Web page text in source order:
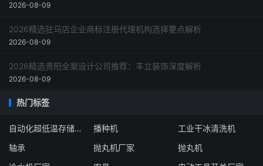
2026-08-09
2026精选驻马店企业商标注册代理机构选择要点解析
2026-08-09
2026精选贵阳全案设计公司推荐：丰立装饰深度解析
2026-08-09
热门标签
自动化超低温存储系统厂家 播种机
工业干冰清洗机
轴承
抛丸机厂家
抛丸机